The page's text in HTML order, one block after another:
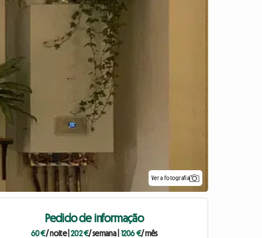
Ver a fotografia
Pedido de informação
60 €/ noite|202 €/ semana 1206 €/ mês